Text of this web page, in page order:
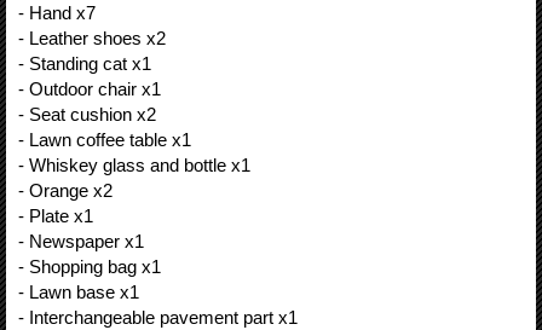
- Hand x7
- Leather shoes x2
- Standing cat x1
- Outdoor chair x1
- Seat cushion x2
- Lawn coffee table x1
- Whiskey glass and bottle x1
- Orange x2
- Plate x1
- Newspaper x1
- Shopping bag x1
- Lawn base x1
- Interchangeable pavement part x1